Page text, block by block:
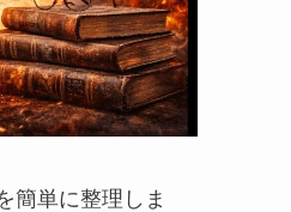
簡単に整理しま